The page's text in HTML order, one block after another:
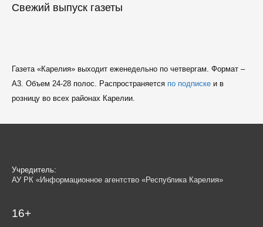
Свежий выпуск газеты
Газета «Карелия» выходит еженедельно по четвергам. Формат –
A3. Объем 24-28 полос. Распространяется по подпискеи в
розницу во всех районах Карелии.
Учредитель:
АУ РК «Информационное агентство «Республика Карелия»
16+